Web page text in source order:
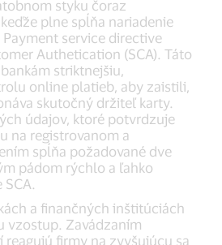
styku čoraz
plne spĺňa nariadenie
service directive
Authetication (SCA). Táto
striktnejšiu,
online platieb, aby zaistili,
skutočný držiteľ karty.
údajov, ktoré potvrdzuje
na registrovanom a
spĺňa požadované dve
pádom rýchlo a ľahko
a finančných inštitúciách
vzostup. Zavádzaním
firmy na zvyšujúcu sa